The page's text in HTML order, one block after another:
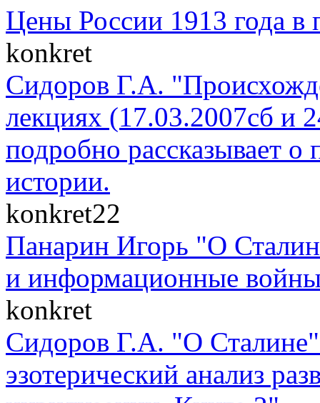
Цены России 1913 года в
konkret
Сидоров Г.А.
лекциях (17.03.2007сб и
подробно рассказывает о
истории.
konkret22
Панарин Игорь "О
и информационные
konkret
Сидоров Г.А. "О
эзотерический анализ